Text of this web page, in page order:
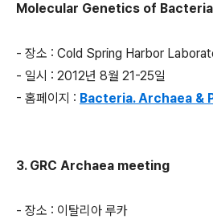
Molecular Genetics of
- 장소 : Cold Spring Harbor
- 일시 : 2012년 8월 21-25일
- 홈페이지 : Bacteria. Archaea &
3. GRC Archaea meeting
- 장소 : 이탈리아 루카